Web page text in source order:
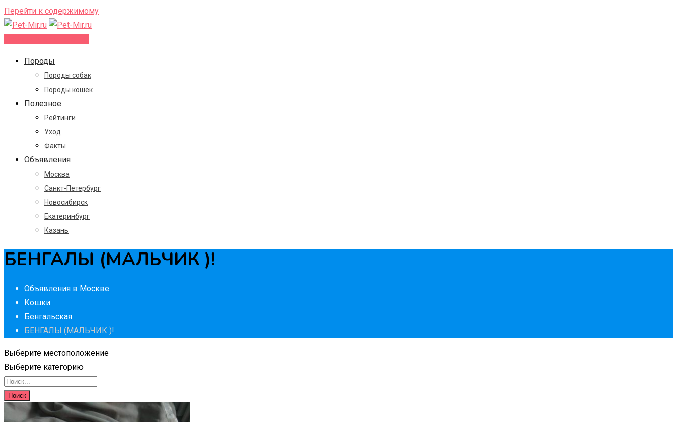
Перейти к содержимому
Породы
Породы собак
Породы кошек
Полезное
Рейтинги
Уход
Факты
Объявления
Москва
Санкт-Петербург
Новосибирск
Екатеринбург
Казань
БЕНГАЛЫ (МАЛЬЧИК )!
Объявления в Москве
Кошки
Бенгальская
БЕНГАЛЫ (МАЛЬЧИК )!
Выберите местоположение
Выберите категорию
Поиск